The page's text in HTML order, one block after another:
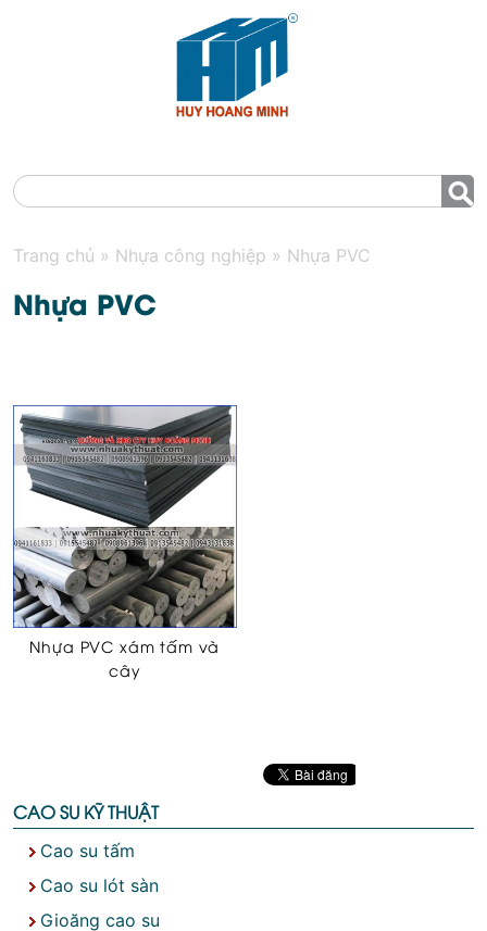
Trang chủ » Nhựa công nghiệp » Nhựa PVC
Nhựa PVC
Nhựa PVC xám tấm và
cây
CAO SU KỸ THUẬT
Cao su tấm
Cao su lót sàn
Gioăng cao su